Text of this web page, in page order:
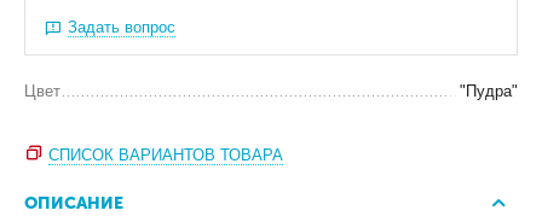
Задать вопрос
Цвет "Пудра"
СПИСОК ВАРИАНТОВ ТОВАРА
ОПИСАНИЕ